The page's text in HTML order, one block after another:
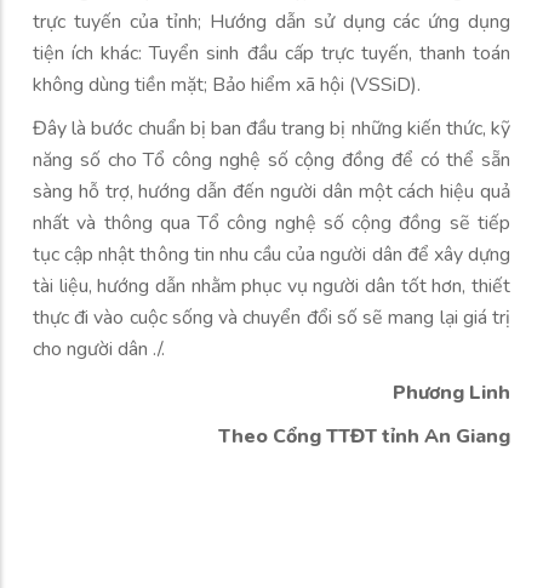
trực tuyến của tỉnh; Hướng dẫn sử dụng các ứng dụng
tiện ích khác: Tuyển sinh đầu cấp trực tuyến, thanh toán
không dùng tiền mặt; Bảo hiểm xã hội (VSSiD).
Đây là bước chuẩn bị ban đầu trang bị những kiến thức, kỹ
năng số cho Tổ công nghệ số cộng đồng để có thể sẵn
sàng hỗ trợ, hướng dẫn đến người dân một cách hiệu quả
nhất và thông qua Tổ công nghệ số cộng đồng sẽ tiếp
tục cập nhật thông tin nhu cầu của người dân để xây dựng
tài liệu, hướng dẫn nhằm phục vụ người dân tốt hơn, thiết
thực đi vào cuộc sống và chuyển đổi số sẽ mang lại giá trị
cho người dân ./.
Phương Linh
Theo Cổng TTĐT tỉnh An Giang